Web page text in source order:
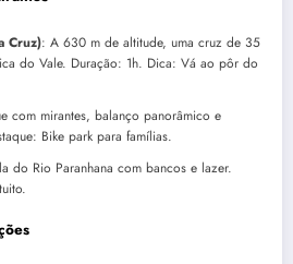
Cruz): A 630 m de altitude, uma cruz de 35
do Vale. Duração: 1h. Dica: Vá ao pôr do
com mirantes, balanço panorâmico e
Bike park para famílias.
do Rio Paranhana com bancos e lazer.